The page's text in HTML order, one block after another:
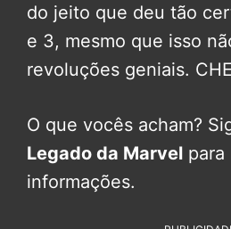
do jeito que deu tão
e 3, mesmo que isso
revoluções geniais.
O que vocês acham?
Legado da Marvel para
informações.